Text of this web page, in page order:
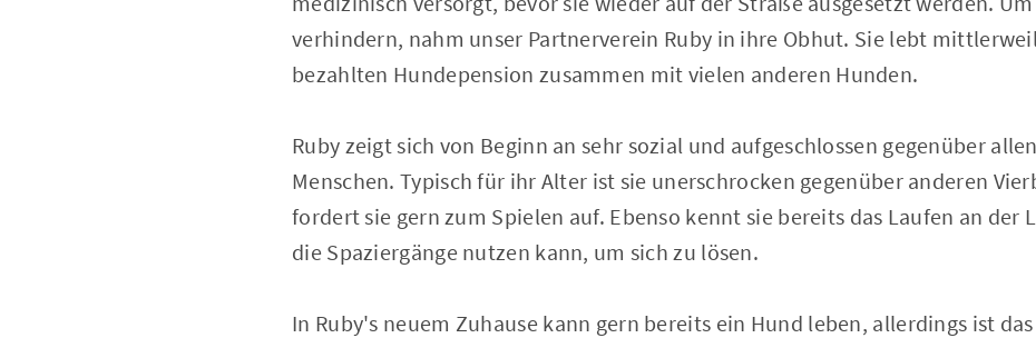
verhindern, nahm unser Partnerverein Ruby in ihre Obhut. Sie lebt
bezahlten Hundepension zusammen mit vielen anderen Hunden.
Ruby zeigt sich von Beginn an sehr sozial und aufgeschlossen gegenüber
Menschen. Typisch für ihr Alter ist sie unerschrocken gegenüber anderen
fordert sie gern zum Spielen auf. Ebenso kennt sie bereits das Laufen an der
die Spaziergänge nutzen kann, um sich zu lösen.
In Ruby's neuem Zuhause kann gern bereits ein Hund leben, allerdings ist